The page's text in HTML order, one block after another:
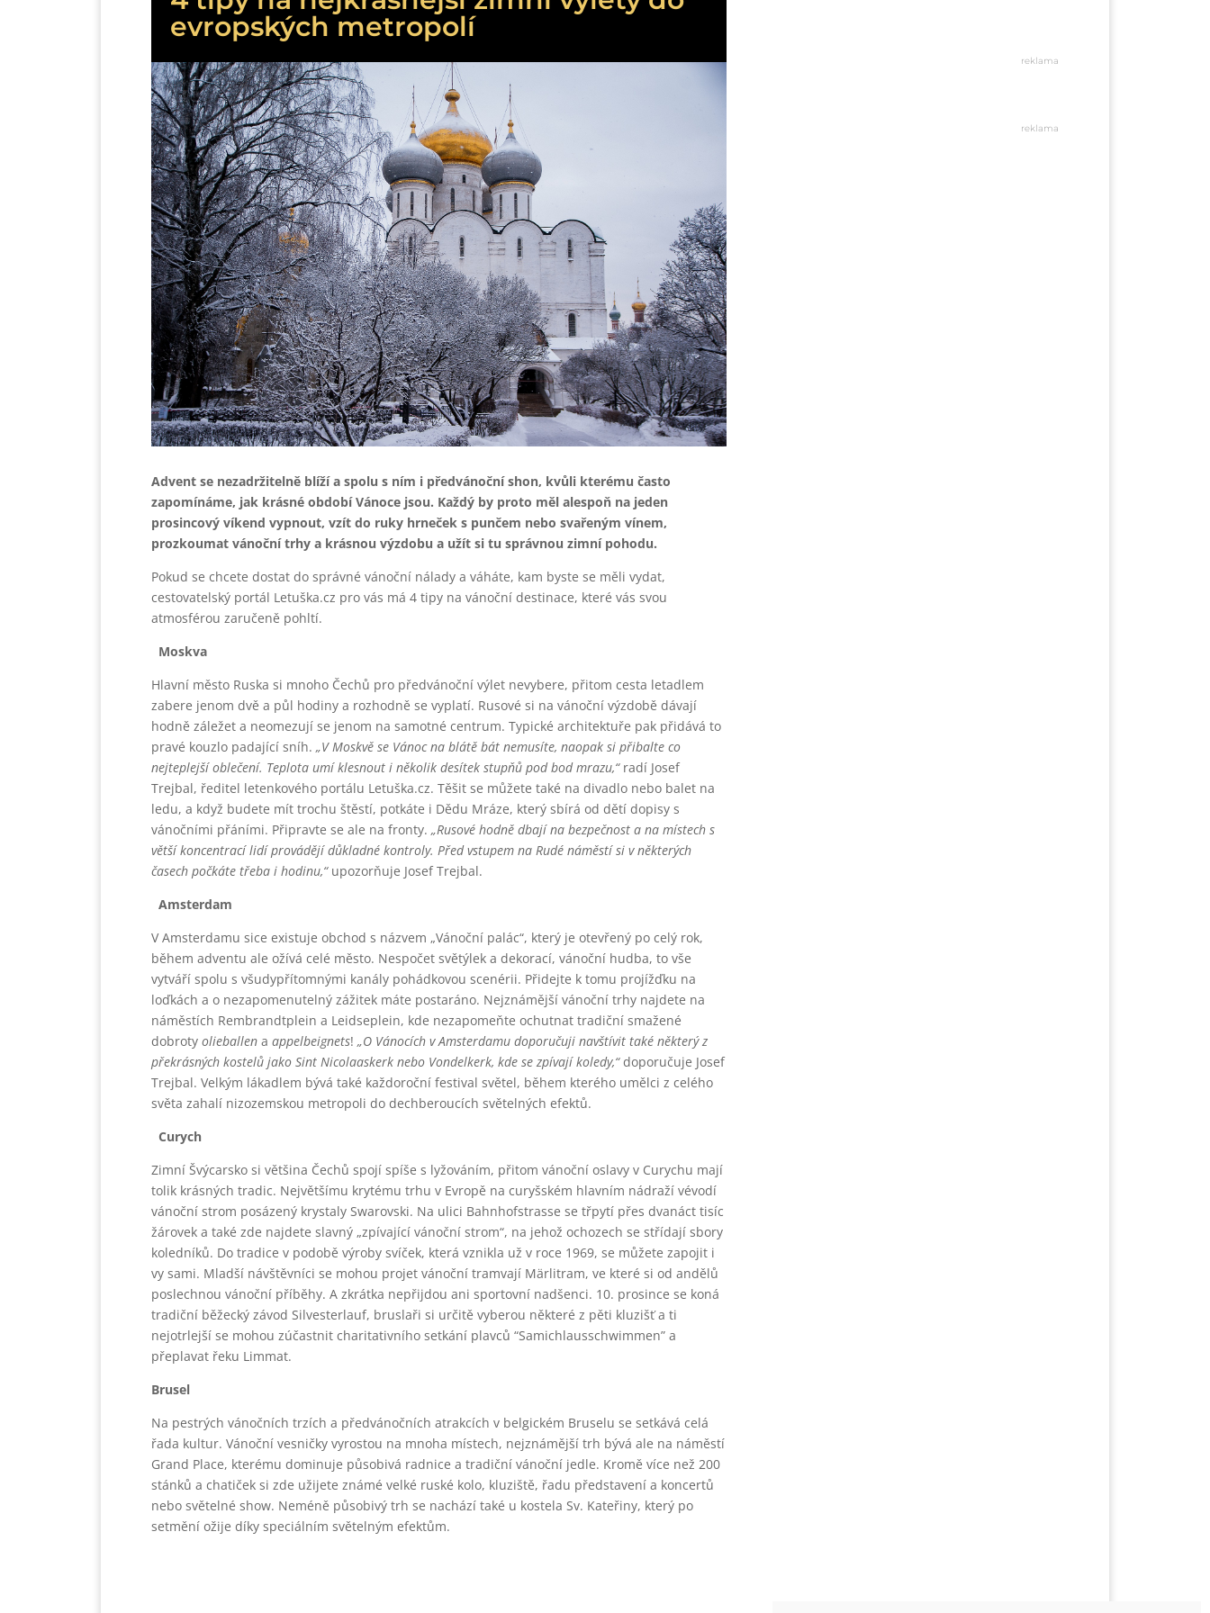
evropských metropolí
Advent se nezadržitelně blíží a spolu s ním i předvánoční shon, kvůli kterému často
zapomínáme, jak krásné období Vánoce jsou. Každý by proto měl alespoň na jeden
prosincový víkend vypnout, vzít do ruky hrneček s punčem nebo svařeným vínem,
prozkoumat vánoční trhy a krásnou výzdobu a užít si tu správnou zimní pohodu.
Pokud se chcete dostat do správné vánoční nálady a váháte, kam byste se měli vydat,
cestovatelský portál Letuška.cz pro vás má 4 tipy na vánoční destinace, které vás svou
atmosférou zaručeně pohltí.
Moskva
Hlavní město Ruska si mnoho Čechů pro předvánoční výlet nevybere, přitom cesta letadlem
zabere jenom dvě a půl hodiny a rozhodně se vyplatí. Rusové si na vánoční výzdobě dávají
hodně záležet a neomezují se jenom na samotné centrum. Typické architektuře pak přidává to
pravé kouzlo padající sníh. „V Moskvě se Vánoc na blátě bát nemusíte, naopak si přibalte co
nejteplejší oblečení. Teplota umí klesnout i několik desítek stupňů pod bod mrazu,“ radí Josef
Trejbal, ředitel letenkového portálu Letuška.cz. Těšit se můžete také na divadlo nebo balet na
ledu, a když budete mít trochu štěstí, potkáte i Dědu Mráze, který sbírá od dětí dopisy s
vánočními přáními. Připravte se ale na fronty. „Rusové hodně dbají na bezpečnost a na místech s
větší koncentrací lidí provádějí důkladné kontroly. Před vstupem na Rudé náměstí si v některých
časech počkáte třeba i hodinu,“upozorňuje Josef Trejbal.
Amsterdam
V Amsterdamu sice existuje obchod s názvem „Vánoční palác“, který je otevřený po celý rok,
během adventu ale ožívá celé město. Nespočet světýlek a dekorací, vánoční hudba, to vše
vytváří spolu s všudypřítomnými kanály pohádkovou scenérii. Přidejte k tomu projížďku na
loďkách a o nezapomenutelný zážitek máte postaráno. Nejznámější vánoční trhy najdete na
náměstích Rembrandtplein a Leidseplein, kde nezapomeňte ochutnat tradiční smažené
dobroty olieballen a appelbeignets! „O Vánocích v Amsterdamu doporučuji navštívit také některýz
překrásných kostelů jako Sint Nicolaaskerk nebo Vondelkerk, kde se zpívají koledy,“doporučuje Josef
Trejbal. Velkým lákadlem bývá také každoroční festival světel, během kterého umělci z celého
světa zahalí nizozemskou metropoli do dechberoucích světelných efektů.
Curych
Zimní Švýcarsko si většina Čechů spojí spíše s lyžováním, přitom vánoční oslavy v Curychu mají
tolik krásných tradic. Největšímu krytému trhu v Evropě na curyšském hlavním nádraží vévodí
vánoční strom posázený krystaly Swarovski. Na ulici Bahnhofstrasse se třpytí přes dvanáct tisíc
žárovek a také zde najdete slavný „zpívající vánoční strom“, na jehož ochozech se střídají sbory
koledníků. Do tradice v podobě výroby svíček, která vznikla už v roce 1969, se můžete zapojit i
vy sami. Mladší návštěvníci se mohou projet vánoční tramvají Märlitram, ve které si od andělů
poslechnou vánoční příběhy. A zkrátka nepřijdou ani sportovní nadšenci. 10. prosince se koná
tradiční běžecký závod Silvesterlauf, bruslaři si určitě vyberou některé z pěti kluzišť a ti
nejotrlejší se mohou zúčastnit charitativního setkání plavců “Samichlausschwimmen” a
přeplavat řeku Limmat.
Brusel
Na pestrých vánočních trzích a předvánočních atrakcích v belgickém Bruselu se setkává celá
řada kultur. Vánoční vesničky vyrostou na mnoha místech, nejznámější trh bývá ale na náměstí
Grand Place, kterému dominuje působivá radnice a tradiční vánoční jedle. Kromě více než 200
stánků a chatiček si zde užijete známé velké ruské kolo, kluziště, řadu představení a koncertů
nebo světelné show. Neméně působivý trh se nachází také u kostela Sv. Kateřiny, který po
setmění ožije díky speciálním světelným efektům.
reklama
reklama